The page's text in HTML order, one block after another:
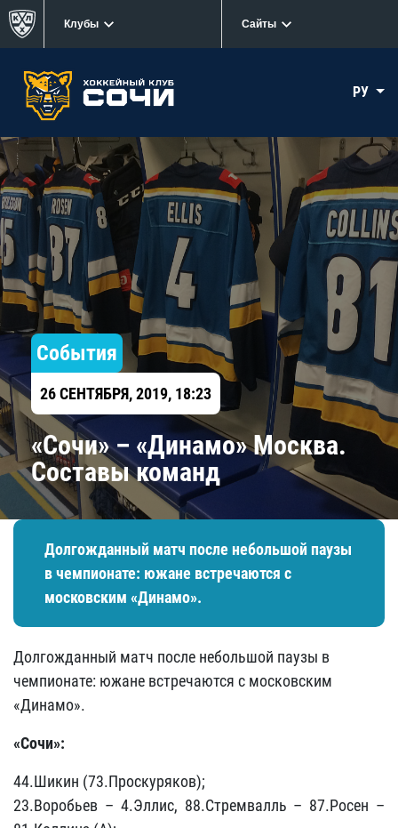
Клубы Сайты
РУ
События
26 СЕНТЯБРЯ, 2019, 18:23
«Сочи» – «Динамо» Москва.
Составы команд
Долгожданный матч после небольшой паузы
в чемпионате: южане встречаются с
московским «Динамо».
Долгожданный матч после небольшой паузы в
чемпионате: южане встречаются с московским
«Динамо».
«Сочи»:
44.Шикин (73.Проскуряков);
23.Воробьев – 4.Эллис, 88.Стремвалль – 87.Росен –